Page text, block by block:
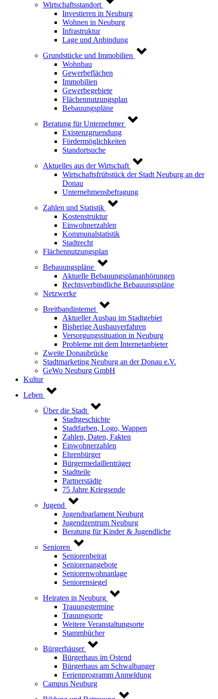
Wirtschaftsstandort
Investieren in Neuburg
Wohnen in Neuburg
Infrastruktur
Lage und Anbindung
Grundstücke und Immobilien
Wohnbau
Gewerbeflächen
Immobilien
Gewerbegebiete
Flächennutzungsplan
Bebauungspläne
Beratung für Unternehmer
Existenzgruendung
Fördermöglichkeiten
Standortsuche
Aktuelles aus der Wirtschaft
Wirtschaftsfrühstück der Stadt Neuburg an der
Donau
Unternehmensbefragung
Zahlen und Statistik
Kostenstruktur
Einwohnerzahlen
Kommunalstatistik
Stadtrecht
Flächennutzungsplan
Bebauungspläne
Aktuelle Bebauungsplananhörungen
Rechtsverbindliche Bebauungspläne
Netzwerke
Breitbandinternet
Aktueller Ausbau im Stadtgebiet
Bisherige Ausbauverfahren
Versorgungssituation in Neuburg
Probleme mit dem Internetanbieter
Zweite Donaubrücke
Stadtmarketing Neuburg an der Donau e.V.
GeWo Neuburg GmbH
Kultur
Leben
Über die Stadt
Stadtgeschichte
Stadtfarben, Logo, Wappen
Zahlen, Daten, Fakten
Einwohnerzahlen
Ehrenbürger
Bürgermedaillenträger
Stadtteile
Partnerstädte
75 Jahre Kriegsende
Jugend
Jugendparlament Neuburg
Jugendzentrum Neuburg
Beratung für Kinder & Jugendliche
Senioren
Seniorenbeirat
Seniorenangebote
Seniorenwohnanlage
Seniorensiegel
Heiraten in Neuburg
Trauungstermine
Trauungsorte
Weitere Veranstaltungsorte
Stammbücher
Bürgerhäuser
Bürgerhaus im Ostend
Bürgerhaus am Schwalbanger
Ferienprogramm Anmeldung
Campus Neuburg